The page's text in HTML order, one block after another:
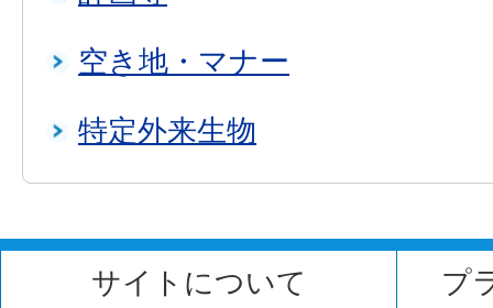
空き地・マナー
特定外来生物
サイトについて
プ